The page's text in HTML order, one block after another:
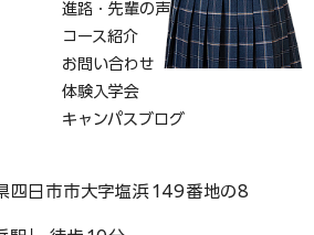
日市市大字塩浜149番地の8
進路・先輩の声
コース紹介
お問い合わせ
体験入学会
キャンパスブログ